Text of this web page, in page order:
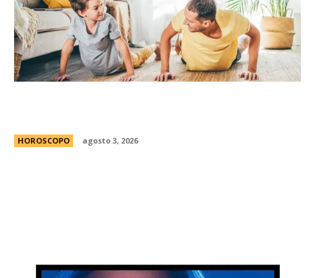
HOROSCOPO agosto 3, 2026